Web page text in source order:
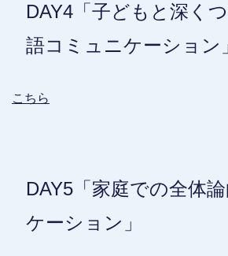
DAY4「子どもと深く
語コミュニケーション
こちら
DAY5「家庭での全体
ケーション」